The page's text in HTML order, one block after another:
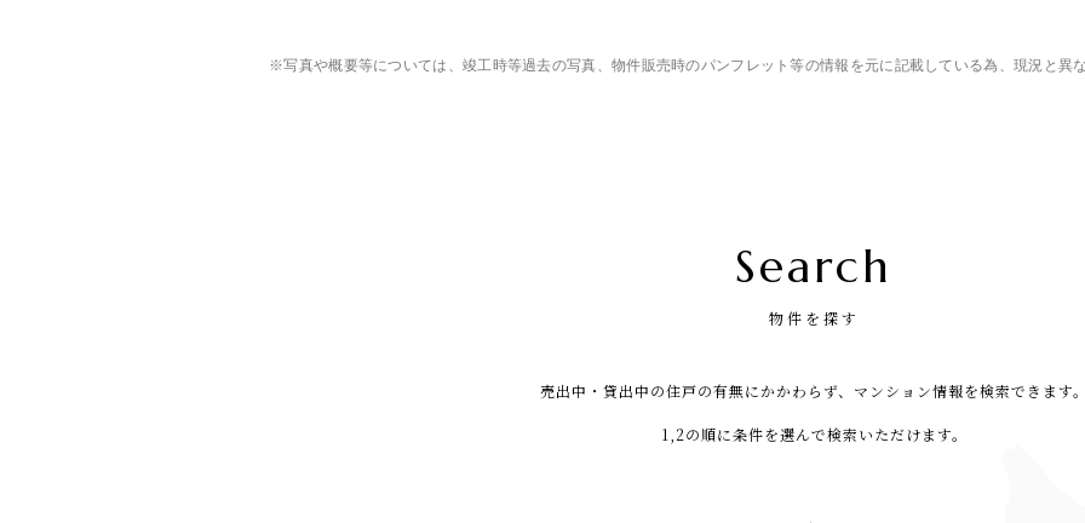
※写真や概要等については、竣工時等過去の写真、物件販売時のパンフレット等の情報を元に記載している為、現況と異
Search
物件を探す
売出中・貸出中の住戸の有無にかかわらず、マンション情報を検索できます。
1,2の順に条件を選んで検索いただけます。